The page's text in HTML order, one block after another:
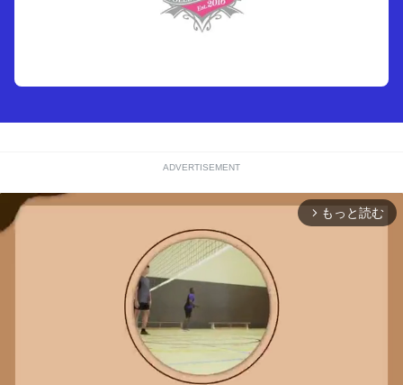
ADVERTISEMENT
arrow_forward_ios もっと読む